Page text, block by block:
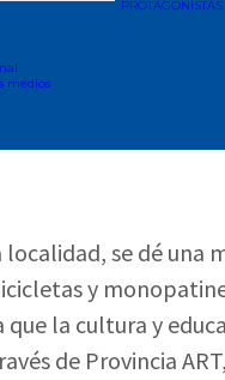
medios
PROTAGONISTAS
se dé una
y
la cultura y
de Provincia